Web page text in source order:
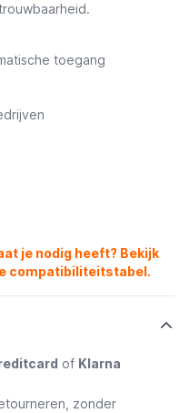
toegang
je nodig heeft? Bekijk
compatibiliteitstabel.
of Klarna
zonder